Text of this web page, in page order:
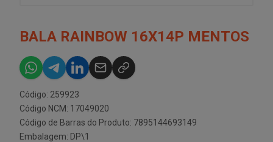
BALA RAINBOW 16X14P MENTOS
Código: 259923
Código NCM: 17049020
Código de Barras do Produto: 7895144693149
Embalagem: DP\1